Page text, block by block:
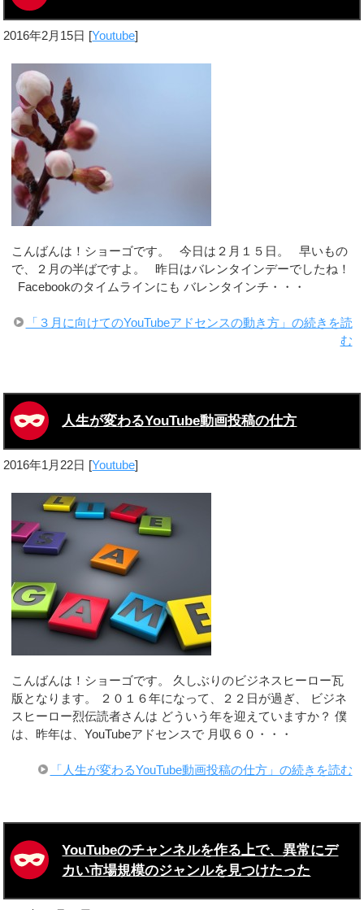
2016年2月15日 [Youtube]
こんばんは！ショーゴです。 今日は２月１５日。 早いもの
で、２月の半ばですよ。 昨日はバレンタインデーでしたね！
Facebookのタイムラインにも バレンタインチ・・・
「３月に向けてのYouTubeアドセンスの動き方」の続きを読
む
人生が変わるYouTube動画投稿の仕方
2016年1月22日 [Youtube]
こんばんは！ショーゴです。 久しぶりのビジネスヒーロー瓦
版となります。 ２０１６年になって、２２日が過ぎ、 ビジネ
スヒーロー烈伝読者さんは どういう年を迎えていますか？ 僕
は、昨年は、YouTubeアドセンスで 月収６０・・・
「人生が変わるYouTube動画投稿の仕方」の続きを読む
YouTubeのチャンネルを作る上で、異常にデ
カい市場規模のジャンルを見つけたった